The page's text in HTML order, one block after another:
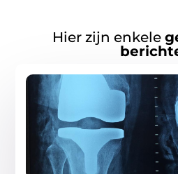
Hier zijn enkele